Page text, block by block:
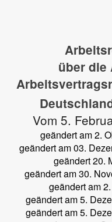
über die
Vom 5.
geändert am 2.
geändert am 03.
geändert 20.
geändert am 30.
geändert am
geändert am 5.
geändert am 5.